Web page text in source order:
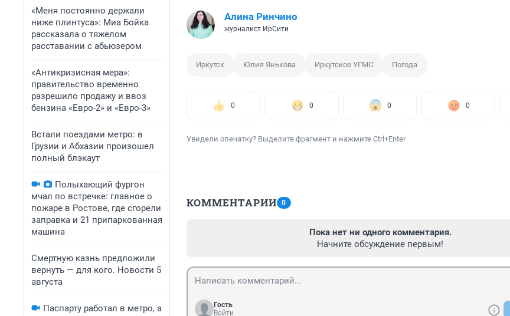
«Меня постоянно держали
ниже плинтуса»: Миа Бойка
рассказала о тяжелом
расставании с абьюзером
«Антикризисная мера»:
правительство временно
разрешило продажу и ввоз
бензина «Евро-2» и «Евро-3»
Встали поездами метро: в
Грузии и Абхазии произошел
полный блэкаут
Полыхающий фургон
мчал по встречке: главное о
пожаре в Ростове, где сгорели
заправка и 21 припаркованная
машина
Смертную казнь предложили
вернуть — для кого. Новости 5
августа
Паспарту работал в метро, а
Алина Ринчино
журналист ИрСити
Иркутск Юлия Янькова Иркутское УГМС Погода
0 0 0 0
Увидели опечатку? Выделите фрагмент и нажмите Ctrl+Enter
КОММЕНТАРИИ 0
Пока нет ни одного комментария.
Начните обсуждение первым!
Гость
Войти